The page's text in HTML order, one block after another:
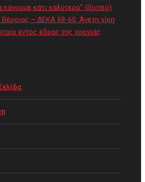
κάνουμε κάτι καλύτερο” (βίντεο)
– ΔΕΚΑ 68-60: Άνετη νίκη
εντός έδρας της χρονιάς